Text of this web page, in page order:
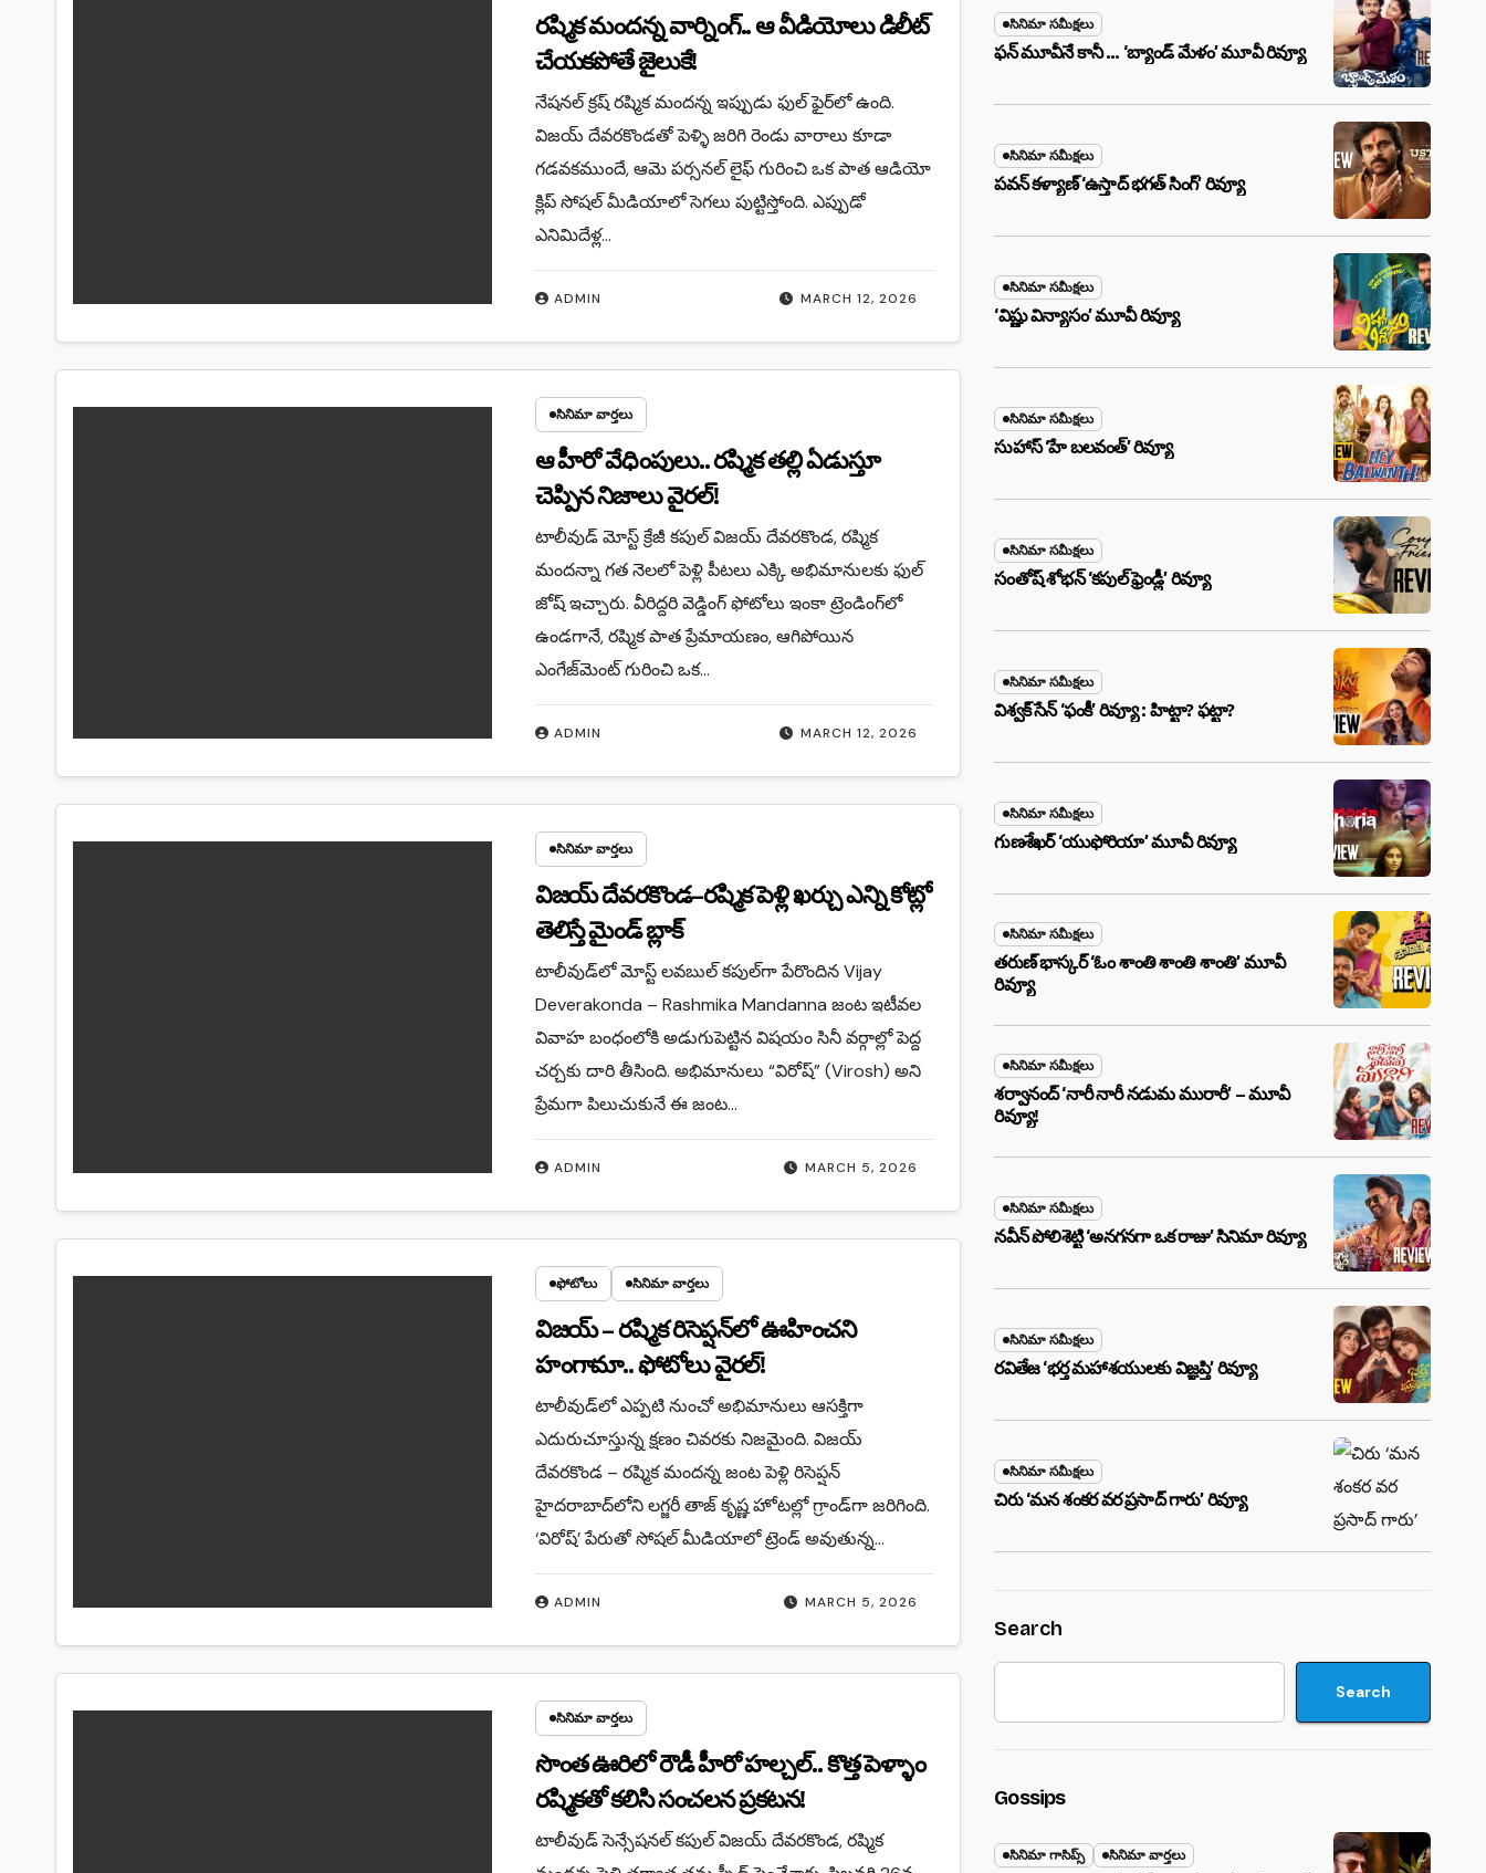
రష్మిక మందన్న వార్నింగ్.. ఆ వీడియోలు డిలీట్
చేయకపోతే జైలుకే!
MARCH 12, 2026
ADMIN
నేషనల్ క్రష్ రష్మిక మందన్న ఇప్పుడు ఫుల్ ఫైర్‌లో ఉంది.
విజయ్ దేవరకొండతో పెళ్ళి జరిగి రెండు వారాలు కూడా
గడవకముందే, ఆమె పర్సనల్ లైఫ్ గురించి ఒక పాత ఆడియో
క్లిప్ సోషల్ మీడియాలో సెగలు పుట్టిస్తోంది. ఎప్పుడో
ఎనిమిదేళ్ల…
సినిమా వార్తలు
ఆ హీరో వేధింపులు.. రష్మిక తల్లి ఏడుస్తూ
చెప్పిన నిజాలు వైరల్!
MARCH 12, 2026
ADMIN
టాలీవుడ్ మోస్ట్ క్రేజీ కపుల్ విజయ్ దేవరకొండ, రష్మిక
మందన్నా గత నెలలో పెళ్లి పీటలు ఎక్కి అభిమానులకు ఫుల్
జోష్ ఇచ్చారు. వీరిద్దరి వెడ్డింగ్ ఫోటోలు ఇంకా ట్రెండింగ్‌లో
ఉండగానే, రష్మిక పాత ప్రేమాయణం, ఆగిపోయిన
ఎంగేజ్‌మెంట్ గురించి ఒక…
సినిమా వార్తలు
విజయ్ దేవరకొండ–రష్మిక పెళ్లి ఖర్చు ఎన్ని కోట్లో
తెలిస్తే మైండ్ బ్లాక్
MARCH 5, 2026
ADMIN
టాలీవుడ్‌లో మోస్ట్ లవబుల్ కపుల్‌గా పేరొందిన Vijay
Deverakonda – Rashmika Mandanna జంట ఇటీవల
వివాహ బంధంలోకి అడుగుపెట్టిన విషయం సినీ వర్గాల్లో పెద్ద
చర్చకు దారి తీసింది. అభిమానులు “విరోష్” (Virosh) అని
ప్రేమగా పిలుచుకునే ఈ జంట…
ఫోటోలు సినిమా వార్తలు
విజయ్ – రష్మిక రిసెప్షన్‌లో ఊహించని
హంగామా.. ఫోటోలు వైరల్!
MARCH 5, 2026
ADMIN
టాలీవుడ్‌లో ఎప్పటి నుంచో అభిమానులు ఆసక్తిగా
ఎదురుచూస్తున్న క్షణం చివరకు నిజమైంది. విజయ్
దేవరకొండ – రష్మిక మందన్న జంట పెళ్లి రిసెప్షన్
హైదరాబాద్‌లోని లగ్జరీ తాజ్ కృష్ణ హోటల్లో గ్రాండ్‌గా జరిగింది.
‘విరోష్’ పేరుతో సోషల్ మీడియాలో ట్రెండ్ అవుతున్న…
సినిమా వార్తలు
సొంత ఊరిలో రౌడీ హీరో హల్చల్.. కొత్త పెళ్ళాం
రష్మికతో కలిసి సంచలన ప్రకటన!
టాలీవుడ్ సెన్సేషనల్ కపుల్ విజయ్ దేవరకొండ, రష్మిక
సినిమా సమీక్షలు
ఫన్ మూవీనే కానీ … ‘బ్యాండ్‌ మేళం’ మూవీ రివ్యూ
సినిమా సమీక్షలు
పవన్ కళ్యాణ్ ‘ఉస్తాద్ భ‌గ‌త్ సింగ్’ రివ్యూ
సినిమా సమీక్షలు
‘విష్ణు విన్యాసం’ మూవీ రివ్యూ
సినిమా సమీక్షలు
సుహాస్ ‘హే బలవంత్’ రివ్యూ
సినిమా సమీక్షలు
సంతోష్ శోభన్ ‘కపుల్ ఫ్రెండ్లీ’ రివ్యూ
సినిమా సమీక్షలు
విశ్వక్ సేన్ ‘ఫంకీ’ రివ్యూ : హిట్టా? ఫట్టా?
సినిమా సమీక్షలు
గుణశేఖర్ ‘యుఫోరియా’ మూవీ రివ్యూ
సినిమా సమీక్షలు
తరుణ్ భాస్కర్ ‘ఓం శాంతి శాంతి శాంతి’ మూవీ
రివ్యూ
సినిమా సమీక్షలు
శర్వానంద్ ‘నారీ నారీ నడుమ మురారీ’ – మూవీ
రివ్యూ!
సినిమా సమీక్షలు
నవీన్ పోలిశెట్టి ‘అనగనగా ఒక రాజు’ సినిమా రివ్యూ
సినిమా సమీక్షలు
రవితేజ ‘భర్త మహాశయులకు విజ్ఞప్తి’ రివ్యూ
సినిమా సమీక్షలు
చిరు ‘మ‌న శంక‌ర వ‌ర ప్ర‌సాద్ గారు’ రివ్యూ
Search
Search
Gossips
సినిమా గాసిప్స్ సినిమా వార్తలు